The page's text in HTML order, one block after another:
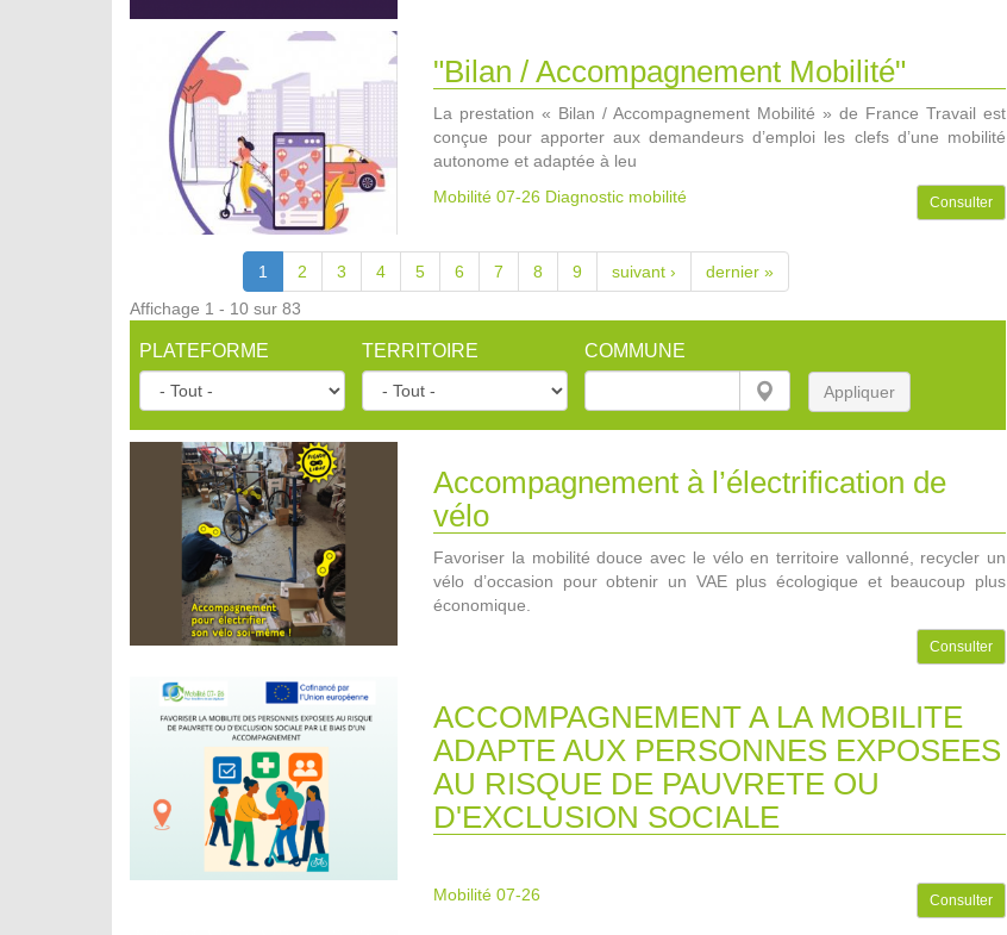
"Bilan / Accompagnement Mobilité"
La prestation « Bilan / Accompagnement Mobilité » de France Travail est
conçue pour apporter aux demandeurs d’emploi les clefs d’une mobilité
autonome et adaptée à leu
Mobilité 07-26 Diagnostic mobilité Consulter
1 2 3 4 5 6 7 8 9 suivant ›
dernier »
Affichage 1 - 10 sur 83
PLATEFORME TERRITOIRE COMMUNE
Appliquer
Accompagnement à l’électrification de
vélo
Favoriser la mobilité douce avec le vélo en territoire vallonné, recycler un
vélo d’occasion pour obtenir un VAE plus écologique et beaucoup plus
économique.
Consulter
ACCOMPAGNEMENT A LA MOBILITE
ADAPTE AUX PERSONNES EXPOSEES
AU RISQUE DE PAUVRETE OU
D'EXCLUSION SOCIALE
Mobilité 07-26 Consulter